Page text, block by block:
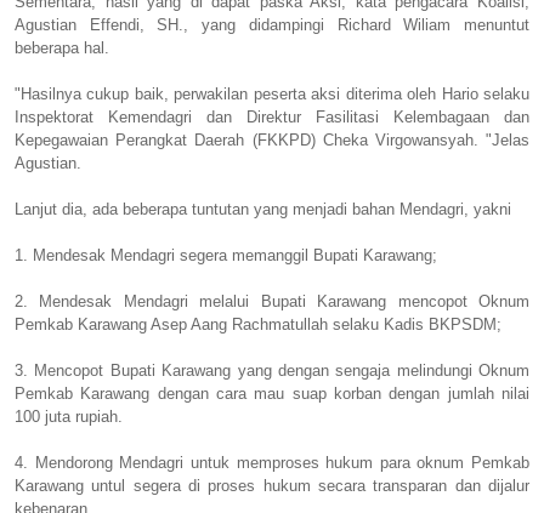
Agustian Effendi, SH., yang didampingi Richard Wiliam menuntut
beberapa hal.
"Hasilnya cukup baik, perwakilan peserta aksi diterima oleh Hario selaku
Inspektorat Kemendagri dan Direktur Fasilitasi Kelembagaan dan
Kepegawaian Perangkat Daerah (FKKPD) Cheka Virgowansyah. "Jelas
Agustian.
Lanjut dia, ada beberapa tuntutan yang menjadi bahan Mendagri, yakni
1. Mendesak Mendagri segera memanggil Bupati Karawang;
2. Mendesak Mendagri melalui Bupati Karawang mencopot Oknum
Pemkab Karawang Asep Aang Rachmatullah selaku Kadis BKPSDM;
3. Mencopot Bupati Karawang yang dengan sengaja melindungi Oknum
Pemkab Karawang dengan cara mau suap korban dengan jumlah nilai
100 juta rupiah.
4. Mendorong Mendagri untuk memproses hukum para oknum Pemkab
Karawang untul segera di proses hukum secara transparan dan dijalur
kebenaran.